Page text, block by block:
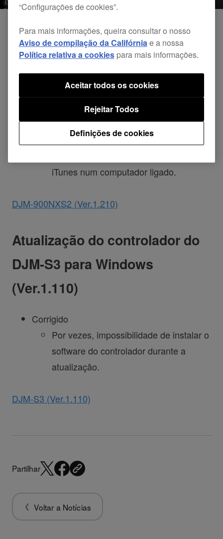
Atualização do controlador do
DJM-900NXS2 para Windows
(Ver.1.210)
Corrigido
Sem saída áudio do DJM-900NXS2
iTunes num computador ligado.
DJM-900NXS2 (Ver.1.210)
Atualização do controlador do
DJM-S3 para Windows
(Ver.1.110)
Corrigido
Por vezes, impossibilidade de instalar o
software do controlador durante a
atualização.
DJM-S3 (Ver.1.110)
Partilhar
Voltar a Notícias
“Configurações de cookies”.
Para mais informações, queira consultar o nosso
Aviso de compilação da Califórniae a nossa
Política relativa a cookiespara mais informações.
Definições de cookies
Rejeitar Todos
Aceitar todos os cookies